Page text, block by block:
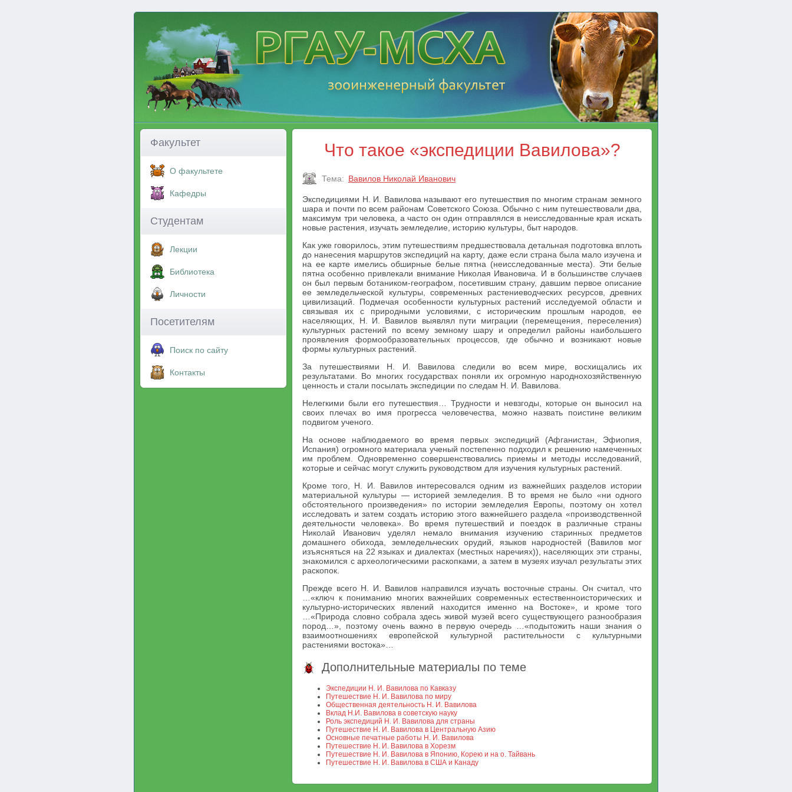
Факультет
О факультете
Кафедры
Студентам
Лекции
Библиотека
Личности
Посетителям
Поиск по сайту
Контакты
Что такое «экспедиции Вавилова»?
Тема: Вавилов Николай Иванович
Экспедициями Н. И. Вавилова называют его путешествия по многим странам земного
шара и почти по всем районам Советского Союза. Обычно с ним путешествовали два,
максимум три человека, а часто он один отправлялся в неисследованные края искать
новые растения, изучать земледелие, историю культуры, быт народов.
Как уже говорилось, этим путешествиям предшествовала детальная подготовка вплоть
до нанесения маршрутов экспедиций на карту, даже если страна была мало изучена и
на ее карте имелись обширные белые пятна (неисследованные места). Эти белые
пятна особенно привлекали внимание Николая Ивановича. И в большинстве случаев
он был первым ботаником-географом, посетившим страну, давшим первое описание
ее земледельческой культуры, современных растениеводческих ресурсов, древних
цивилизаций. Подмечая особенности культурных растений исследуемой области и
связывая их с природными условиями, с историческим прошлым народов, ее
населяющих, Н. И. Вавилов выявлял пути миграции (перемещения, переселения)
культурных растений по всему земному шару и определил районы наибольшего
проявления формообразовательных процессов, где обычно и возникают новые
формы культурных растений.
За путешествиями Н. И. Вавилова следили во всем мире, восхищались их
результатами. Во многих государствах поняли их огромную народнохозяйственную
ценность и стали посылать экспедиции по следам Н. И. Вавилова.
Нелегкими были его путешествия… Трудности и невзгоды, которые он выносил на
своих плечах во имя прогресса человечества, можно назвать поистине великим
подвигом ученого.
На основе наблюдаемого во время первых экспедиций (Афганистан, Эфиопия,
Испания) огромного материала ученый постепенно подходил к решению намеченных
им проблем. Одновременно совершенствовались приемы и методы исследований,
которые и сейчас могут служить руководством для изучения культурных растений.
Кроме того, Н. И. Вавилов интересовался одним из важнейших разделов истории
материальной культуры — историей земледелия. В то время не было «ни одного
обстоятельного произведения» по истории земледелия Европы, поэтому он хотел
исследовать и затем создать историю этого важнейшего раздела «производственной
деятельности человека». Во время путешествий и поездок в различные страны
Николай Иванович уделял немало внимания изучению старинных предметов
домашнего обихода, земледельческих орудий, языков народностей (Вавилов мог
изъясняться на 22 языках и диалектах (местных наречиях)), населяющих эти страны,
знакомился с археологическими раскопками, а затем в музеях изучал результаты этих
раскопок.
Прежде всего Н. И. Вавилов направился изучать восточные страны. Он считал, что
…«ключ к пониманию многих важнейших современных естественноисторических и
культурно-исторических явлений находится именно на Востоке», и кроме того
…«Природа словно собрала здесь живой музей всего существующего разнообразия
пород…», поэтому очень важно в первую очередь …«подытожить наши знания о
взаимоотношениях европейской культурной растительности с культурными
растениями востока»…
Дополнительные материалы по теме
Экспедиции Н. И. Вавилова по Кавказу
Путешествие Н. И. Вавилова по миру
Общественная деятельность Н. И. Вавилова
Вклад Н.И. Вавилова в советскую науку
Роль экспедиций Н. И. Вавилова для страны
Путешествие Н. И. Вавилова в Центральную Азию
Основные печатные работы Н. И. Вавилова
Путешествие Н. И. Вавилова в Хорезм
Путешествие Н. И. Вавилова в Японию, Корею и на о. Тайвань
Путешествие Н. И. Вавилова в США и Канаду